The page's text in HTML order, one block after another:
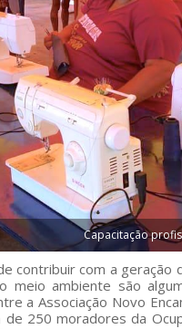
Capacitação
contribuir com a geração
ambiente são
a Associação Novo
250 moradores da